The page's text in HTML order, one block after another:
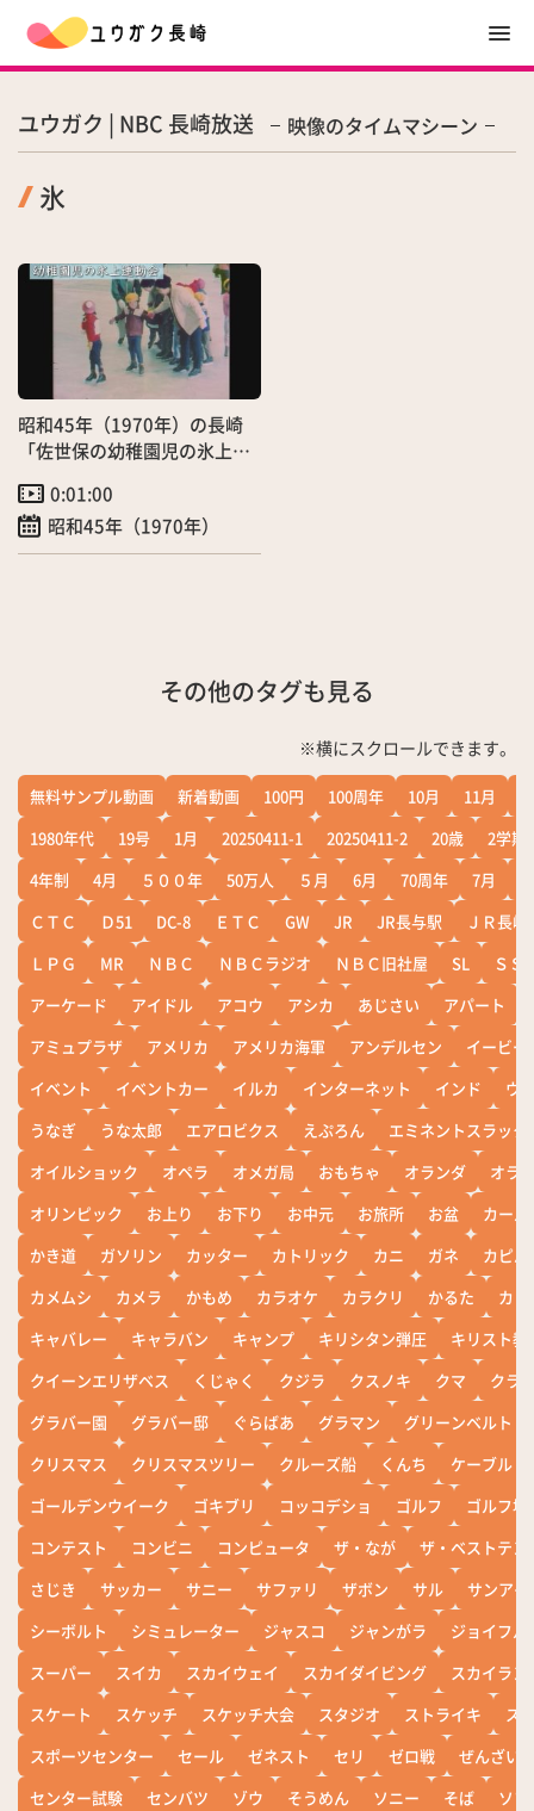
ユウガク | NBC 長崎放送 映像のタイムマシーン
氷
昭和45年（1970年）の長崎
「佐世保の幼稚園児の氷上運
0:01:00
昭和45年（1970年）
その他のタグも見る
※横にスクロールできます。
無料サンプル動画 新着動画 100円 100周年 10月 11月
1980年代
19号 1月 20250411-1 20250411-2 20歳
2学期
4年制
4月 ５００年 50万人 ５月 6月 70周年 7月
ＣＴＣ
Ｄ51 DC-8 ＥＴＣ GW JR JR長与駅
ＪＲ長崎
ＬＰＧ
MR ＮＢＣ ＮＢＣラジオ ＮＢＣ旧社屋 SL
ＳＳ
アーケード
アイドル アコウ アシカ あじさい アパート
アミュプラザ
アメリカ アメリカ海軍 アンデルセン
イービー
イベント
イベントカー イルカ インターネット インド
ウ
うなぎ
うな太郎 エアロビクス えぷろん
エミネントスラック
オイルショック
オペラ オメガ局 おもちゃ オランダ
オラ
オリンピック
お上り お下り お中元 お旅所 お盆
カー
かき道
ガソリン カッター カトリック カニ ガネ
カピバ
カメムシ
カメラ かもめ カラオケ カラクリ かるた
カレ
キャバレー
キャラバン キャンプ キリシタン弾圧
キリスト教
クイーンエリザベス
くじゃく クジラ クスノキ クマ
クラ
グラバー園
グラバー邸 ぐらばあ グラマン
グリーンベルト
クリスマス
クリスマスツリー クルーズ船 くんち
ケーブル
ゴールデンウイーク
ゴキブリ コッコデショ ゴルフ
ゴルフ場
コンテスト
コンビニ コンピュータ ザ・なが
ザ・ベストテン
さじき
サッカー サニー サファリ ザボン サル
サンアイ
シーボルト
シミュレーター ジャスコ ジャンがラ
ジョイフル
スーパー
スイカ スカイウェイ スカイダイビング
スカイラン
スケート
スケッチ スケッチ大会 スタジオ ストライキ
ス
スポーツセンター
セール ゼネスト セリ ゼロ戦
ぜんざい
センター試験
センバツ ゾウ そうめん ソニー そば
ソ